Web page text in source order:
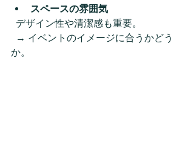
スペースの雰囲気
  デザイン性や清潔感も重要。
か。